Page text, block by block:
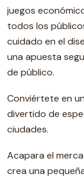
juegos
todos los
cuidado en el
una apuesta
de público.
Conviértete en
divertido de
ciudades.
Acapara el
crea una